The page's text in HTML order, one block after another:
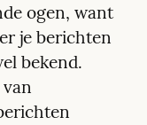
ogen, want
je berichten
bekend.